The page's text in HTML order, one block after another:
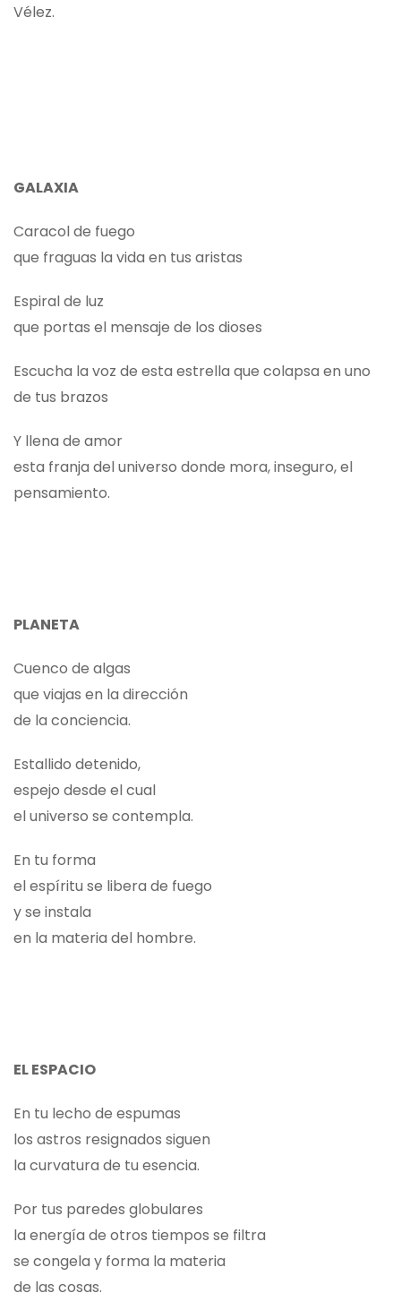
Vélez.
GALAXIA
Caracol de fuego
que fraguas la vida en tus aristas
Espiral de luz
que portas el mensaje de los dioses
Escucha la voz de esta estrella que colapsa en uno
de tus brazos
Y llena de amor
esta franja del universo donde mora, inseguro, el
pensamiento.
PLANETA
Cuenco de algas
que viajas en la dirección
de la conciencia.
Estallido detenido,
espejo desde el cual
el universo se contempla.
En tu forma
el espíritu se libera de fuego
y se instala
en la materia del hombre.
EL ESPACIO
En tu lecho de espumas
los astros resignados siguen
la curvatura de tu esencia.
Por tus paredes globulares
la energía de otros tiempos se filtra
se congela y forma la materia
de las cosas.